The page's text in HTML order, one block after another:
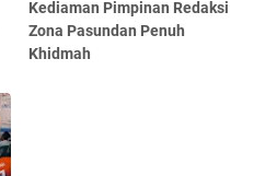
Kediaman Pimpinan Redaksi
Zona Pasundan Penuh
Khidmah